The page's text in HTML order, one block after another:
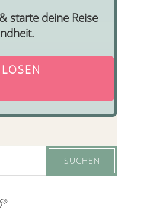
starte deine Reise